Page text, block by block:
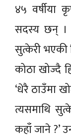
४५ वर्षीया
सदस्य छन् ।
सुत्केरी भएकी
कोठा खोज्दै
‘धेरै ठाउँमा
त्यसमाथि
कहाँ जाने ?’